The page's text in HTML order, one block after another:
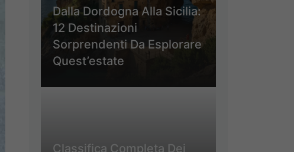
Dalla Dordogna Alla Sicilia:
12 Destinazioni
Sorprendenti Da Esplorare
Quest’estate
Classifica Completa Dei